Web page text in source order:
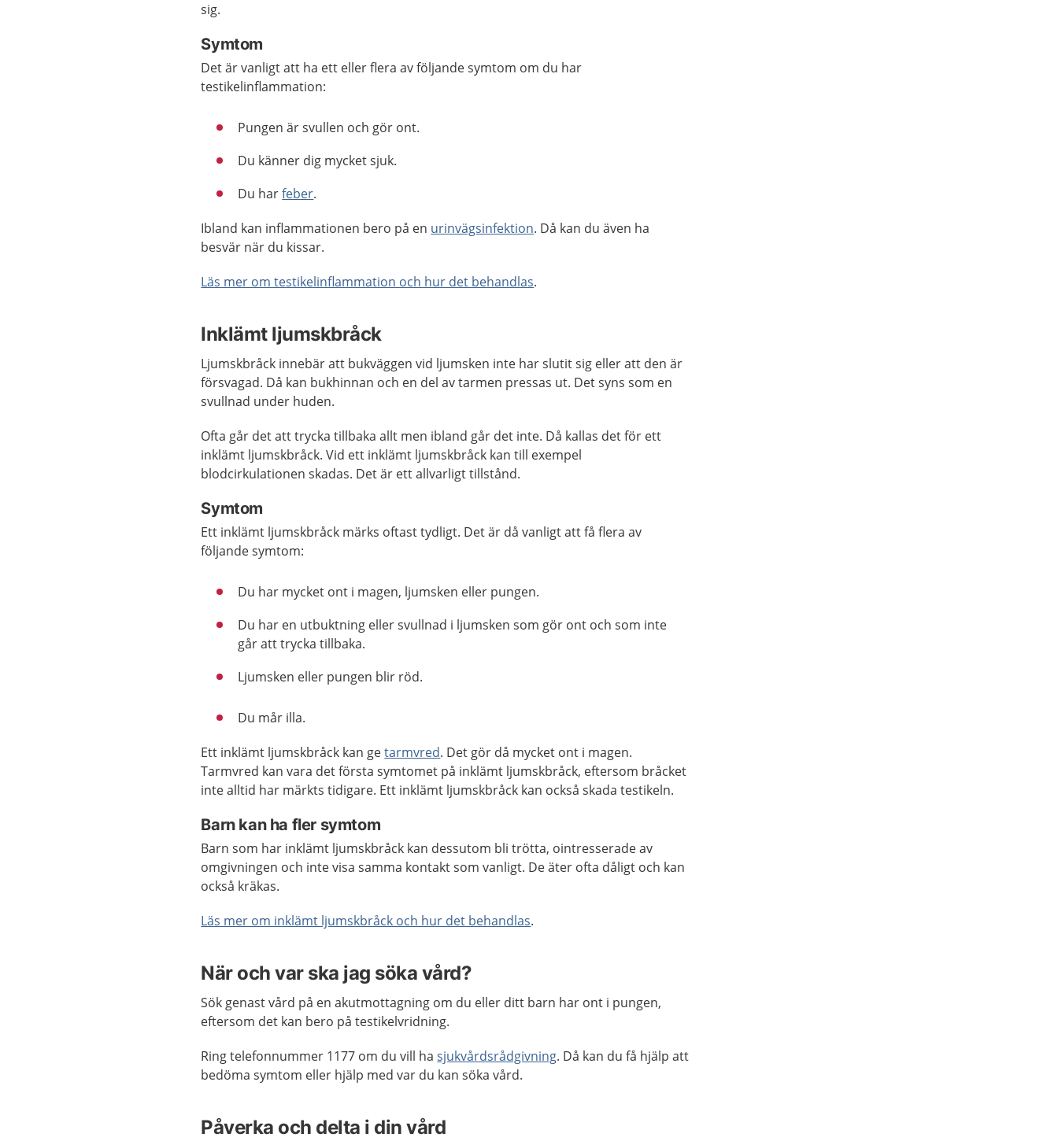
sig.
Symtom
Det är vanligt att ha ett eller flera av följande symtom om du har
testikelinflammation:
Pungen är svullen och gör ont.
Du känner dig mycket sjuk.
Du harfeber.
Ibland kan inflammationen bero på en urinvägsinfektion. Då kan du även ha
besvär när du kissar.
Läs mer om testikelinflammation och hur det behandlas.
Inklämt ljumskbråck
Ljumskbråck innebär att bukväggen vid ljumsken inte har slutit sig eller att den är
försvagad. Då kan bukhinnan och en del av tarmen pressas ut. Det syns som en
svullnad under huden.
Ofta går det att trycka tillbaka allt men ibland går det inte. Då kallas det för ett
inklämt ljumskbråck. Vid ett inklämt ljumskbråck kan till exempel
blodcirkulationen skadas. Det är ett allvarligt tillstånd.
Symtom
Ett inklämt ljumskbråck märks oftast tydligt. Det är då vanligt att få flera av
följande symtom:
Du har mycket ont i magen, ljumsken eller pungen.
Du har en utbuktning eller svullnad i ljumsken som gör ont och som inte
går att trycka tillbaka.
Ljumsken eller pungen blir röd.
Du mår illa.
Ett inklämt ljumskbråck kan getarmvred. Det gör då mycket ont i magen.
Tarmvred kan vara det första symtomet på inklämt ljumskbråck, eftersom bråcket
inte alltid har märkts tidigare. Ett inklämt ljumskbråck kan också skada testikeln.
Barn kan ha fler symtom
Barn som har inklämt ljumskbråck kan dessutom bli trötta, ointresserade av
omgivningen och inte visa samma kontakt som vanligt. De äter ofta dåligt och kan
också kräkas.
Läs mer om inklämt ljumskbråck och hur det behandlas.
När och var ska jag söka vård?
Sök genast vård på en akutmottagning om du eller ditt barn har ont i pungen,
eftersom det kan bero på testikelvridning.
Ring telefonnummer 1177 om du vill hasjukvårdsrådgivning. Då kan du få hjälp att
bedöma symtom eller hjälp med var du kan söka vård.
Påverka och delta i din vård